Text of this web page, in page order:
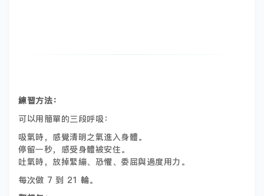
練習方法：
可以用簡單的三段呼吸：
吸氣時，感覺清明之氣進入身體。
停留一秒，感受身體被安住。
吐氣時，放掉緊繃、恐懼、委屈與過度用力。
每次做 7 到 21 輪。